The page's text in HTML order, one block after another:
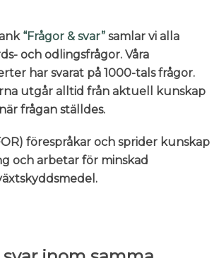
“Frågor & svar” samlar vi alla
och odlingsfrågor. Våra
har svarat på 1000-tals frågor.
utgår alltid från aktuell kunskap
frågan ställdes.
förespråkar och sprider kunskap
och arbetar för minskad